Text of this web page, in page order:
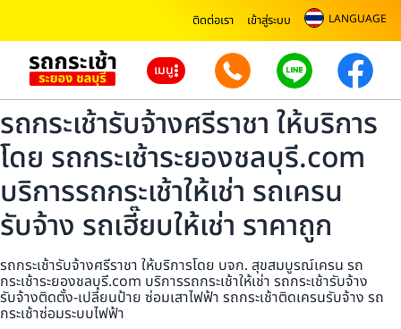
ติดต่อเรา เข้าสู่ระบบ LANGUAGE
เมนู
รถกระเช้ารับจ้างศรีราชา ให้บริการ
โดย รถกระเช้าระยองชลบุรี.com
บริการรถกระเช้าให้เช่า รถเครน
รับจ้าง รถเฮี๊ยบให้เช่า ราคาถูก
รถกระเช้ารับจ้างศรีราชา ให้บริการโดย บจก. สุขสมบูรณ์เครน รถ
กระเช้าระยองชลบุรี.com บริการรถกระเช้าให้เช่า รถกระเช้ารับจ้าง
รับจ้างติดตั้ง-เปลี่ยนป้าย ซ่อมเสาไฟฟ้า รถกระเช้าติดเครนรับจ้าง รถ
กระเช้าซ่อมระบบไฟฟ้า